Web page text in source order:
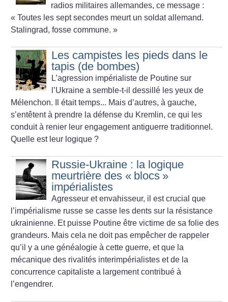
radios militaires allemandes, ce message :
« Toutes les sept secondes meurt un soldat allemand.
Stalingrad, fosse commune. »
Les campistes les pieds dans le
tapis (de bombes)
L’agression impérialiste de Poutine sur
l’Ukraine a semble-t-il dessillé les yeux de
Mélenchon. Il était temps... Mais d’autres, à gauche,
s’entêtent à prendre la défense du Kremlin, ce qui les
conduit à renier leur engagement antiguerre traditionnel.
Quelle est leur logique ?
Russie-Ukraine : la logique
meurtrière des « blocs »
impérialistes
Agresseur et envahisseur, il est crucial que
l’impérialisme russe se casse les dents sur la résistance
ukrainienne. Et puisse Poutine être victime de sa folie des
grandeurs. Mais cela ne doit pas empêcher de rappeler
qu’il y a une généalogie à cette guerre, et que la
mécanique des rivalités interimpérialistes et de la
concurrence capitaliste a largement contribué à
l’engendrer.